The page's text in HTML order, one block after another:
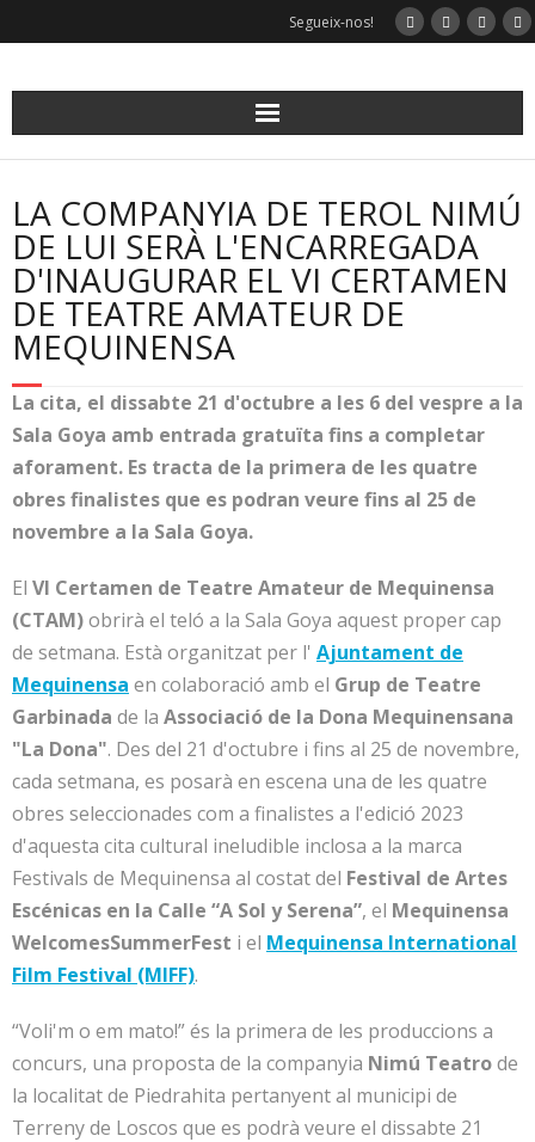
Segueix-nos!
LA COMPANYIA DE TEROL NIMÚ
DE LUI SERÀ L'ENCARREGADA
D'INAUGURAR EL VI CERTAMEN
DE TEATRE AMATEUR DE
MEQUINENSA
La cita, el dissabte 21 d'octubre a les 6 del vespre a la
Sala Goya amb entrada gratuïta fins a completar
aforament. Es tracta de la primera de les quatre
obres finalistes que es podran veure fins al 25 de
novembre a la Sala Goya.
El VI Certamen de Teatre Amateur de Mequinensa
(CTAM)obrirà el teló a la Sala Goya aquest proper cap
de setmana. Està organitzat per l' Ajuntament de
Mequinensa en colaboració amb el Grup de Teatre
Garbinada de la Associació de la Dona Mequinensana
"La Dona". Des del 21 d'octubre i fins al 25 de novembre,
cada setmana, es posarà en escena una de les quatre
obres seleccionades com a finalistes a l'edició 2023
d'aquesta cita cultural ineludible inclosa a la marca
Festivals de Mequinensa al costat del Festival de Artes
Escénicas en la Calle “A Sol y Serena”, el Mequinensa
WelcomesSummerFest i el Mequinensa International
Film Festival (MIFF).
“Voli'm o em mato!” és la primera de les produccions a
concurs, una proposta de la companyia Nimú Teatrode
la localitat de Piedrahita pertanyent al municipi de
Terreny de Loscos que es podrà veure el dissabte 21